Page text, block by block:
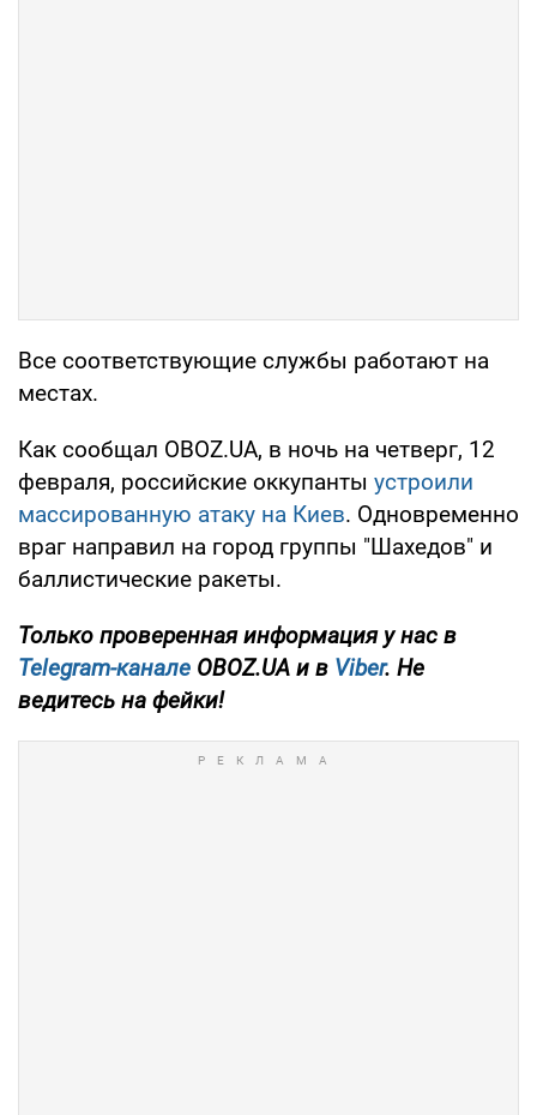
Все соответствующие службы работают на
местах.
Как сообщал OBOZ.UA, в ночь на четверг, 12
февраля, российские оккупанты устроили
массированную атаку на Киев. Одновременно
враг направил на город группы "Шахедов" и
баллистические ракеты.
Только проверенная информация у нас в
Telegram-канале OBOZ.UA и в Viber. Не
ведитесь на фейки!